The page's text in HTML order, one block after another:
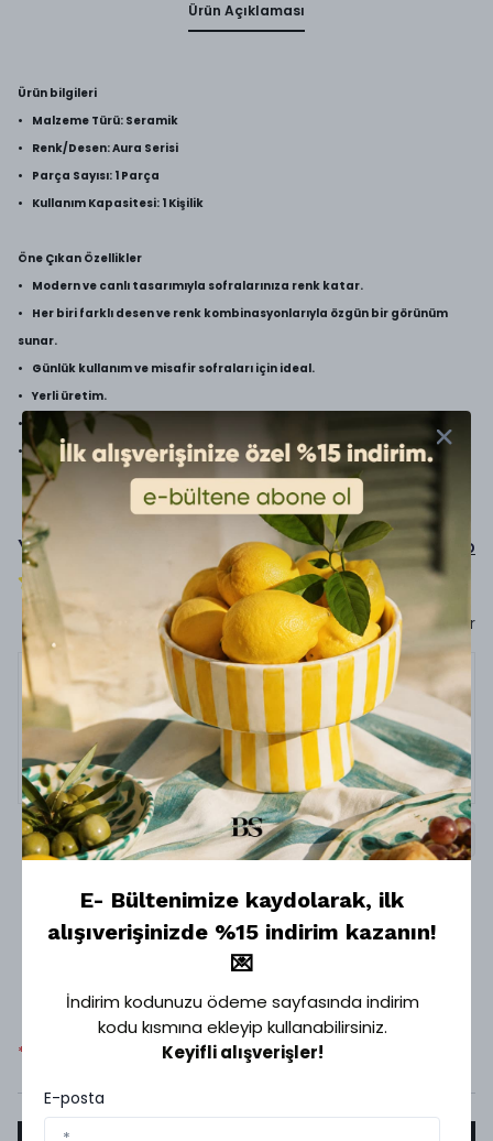
Ürün Açıklaması
Ürün bilgileri
• Malzeme Türü: Seramik
• Renk/Desen: Aura Serisi
• Parça Sayısı: 1 Parça
• Kullanım Kapasitesi: 1 Kişilik
Öne Çıkan Özellikler
• Modern ve canlı tasarımıyla sofralarınıza renk katar.
• Her biri farklı desen ve renk kombinasyonlarıyla özgün bir görünüm
sunar.
• Günlük kullanım ve misafir sofraları için ideal.
• Yerli üretim.
• %100 El Yapımı
• Ürünlerimiz ömür boyu garantilidir.
Yorumlar Yorum Yap
1 değerlendirmeye göre
Sadece görsel olan yorumları göster
22 Haziran 2026
B.
Satın Alınmış
1
Sipariş Takip
* *Sipariş Numarası
E- Bültenimize kaydolarak, ilk
alışıverişinizde %15 indirim kazanın!
💌
İndirim kodunuzu ödeme sayfasında indirim
kodu kısmına ekleyip kullanabilirsiniz.
Keyifli alışverişler!
E-posta